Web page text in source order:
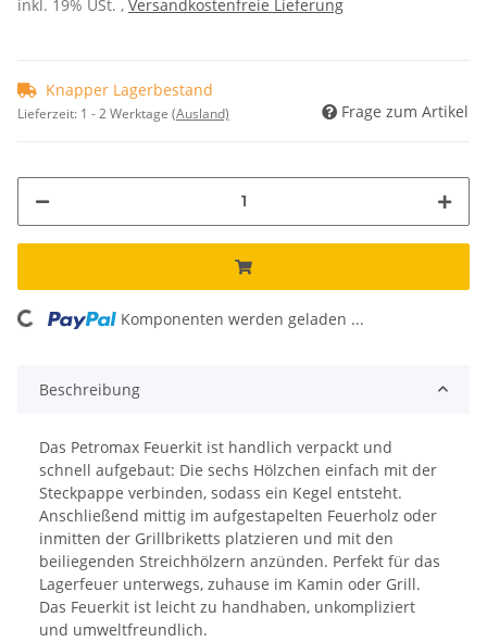
inkl. 19% USt. , Versandkostenfreie Lieferung
Knapper Lagerbestand
Lieferzeit: 1 - 2 Werktage (Ausland) Frage zum Artikel
Loading... Komponenten werden geladen ...
Beschreibung
Das Petromax Feuerkit ist handlich verpackt und
schnell aufgebaut: Die sechs Hölzchen einfach mit der
Steckpappe verbinden, sodass ein Kegel entsteht.
Anschließend mittig im aufgestapelten Feuerholz oder
inmitten der Grillbriketts platzieren und mit den
beiliegenden Streichhölzern anzünden. Perfekt für das
Lagerfeuer unterwegs, zuhause im Kamin oder Grill.
Das Feuerkit ist leicht zu handhaben, unkompliziert
und umweltfreundlich.